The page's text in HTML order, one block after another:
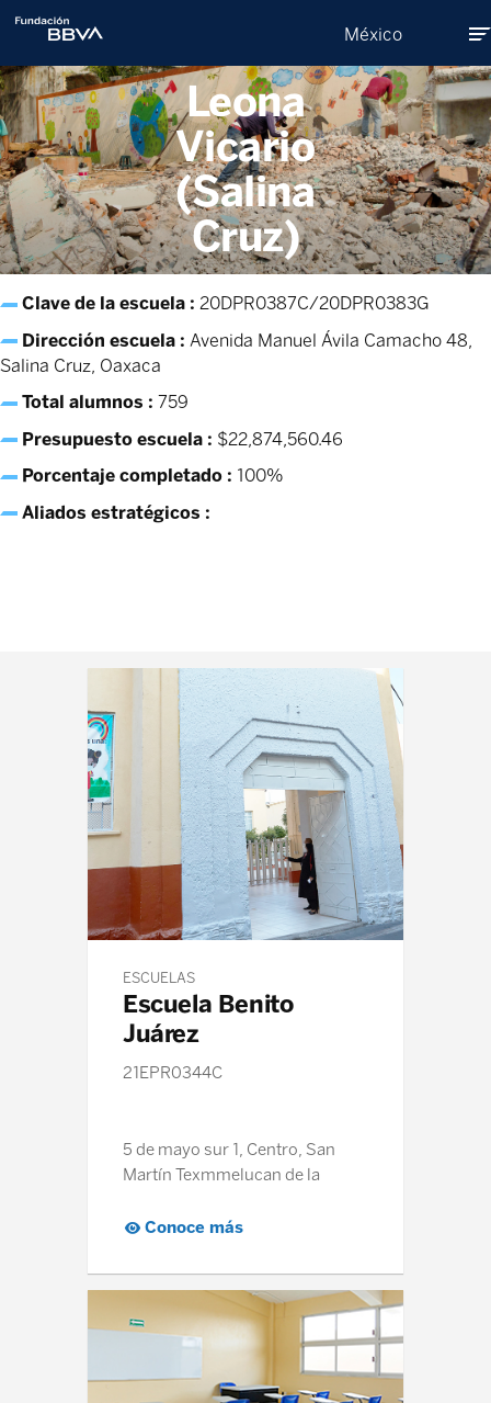
México
Sobre Nosotros
Programas
Donativos
Compromiso social
Becas Leonardo
Leona
Vicario
(Salina
Cruz)
Clave de la escuela : 20DPR0387C/20DPR0383G
Dirección escuela : Avenida Manuel Ávila Camacho 48,
Salina Cruz, Oaxaca
Total alumnos : 759
Presupuesto escuela : $22,874,560.46
Porcentaje completado : 100%
Aliados estratégicos :
ESCUELAS
Escuela Benito
Juárez
21EPR0344C
5 de mayo sur 1, Centro, San
Martín Texmmelucan de la
Conoce más